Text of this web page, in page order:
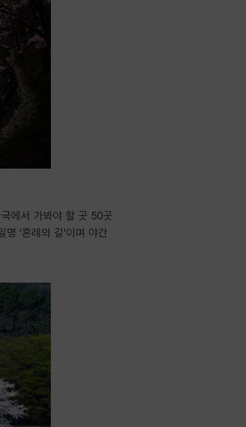
에서 가봐야 할 곳 50곳
‘혼례의 길’이며 야간